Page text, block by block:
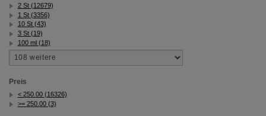
2 St (12679)
1 St (3356)
10 St (43)
3 St (19)
100 ml (18)
Preis
< 250.00 (16326)
>= 250.00 (3)